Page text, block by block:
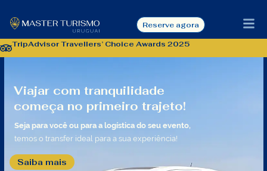
Reserve agora
TripAdvisor Travellers’ Choice Awards 2025
Viajar com tranquilidade
começa no primeiro trajeto!
Seja para você ou para a logística do seu evento,
temos o transfer ideal para a sua experiência!
Saiba mais